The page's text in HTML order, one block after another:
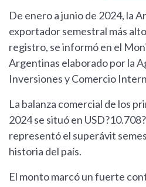
De enero a junio de 2024, la
exportador semestral más
registro, se informó en el
Argentinas elaborado por la
Inversiones y Comercio
La balanza comercial de los
2024 se situó en
representó el superávit
historia del país.
El monto marcó un fuerte